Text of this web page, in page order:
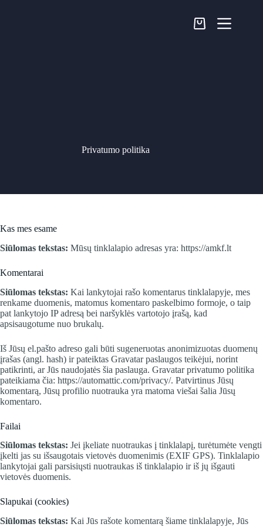
Pirkinių
Privatumo politika
Kas mes esame
Siūlomas tekstas: Mūsų tinklalapio adresas yra: https://amkf.lt
Komentarai
Siūlomas tekstas: Kai lankytojai rašo komentarus tinklalapyje, mes
renkame duomenis, matomus komentaro paskelbimo formoje, o taip
pat lankytojo IP adresą bei naršyklės vartotojo įrašą, kad
apsisaugotume nuo brukalų.
Iš Jūsų el.pašto adreso gali būti sugeneruotas anonimizuotas duomenų
įrašas (angl. hash) ir pateiktas Gravatar paslaugos teikėjui, norint
patikrinti, ar Jūs naudojatės šia paslauga. Gravatar privatumo politika
pateikiama čia: https://automattic.com/privacy/. Patvirtinus Jūsų
komentarą, Jūsų profilio nuotrauka yra matoma viešai šalia Jūsų
komentaro.
Failai
Siūlomas tekstas: Jei įkeliate nuotraukas į tinklalapį, turėtumėte vengti
įkelti jas su išsaugotais vietovės duomenimis (EXIF GPS). Tinklalapio
lankytojai gali parsisiųsti nuotraukas iš tinklalapio ir iš jų išgauti
vietovės duomenis.
Slapukai (cookies)
Siūlomas tekstas: Kai Jūs rašote komentarą šiame tinklalapyje, Jūs